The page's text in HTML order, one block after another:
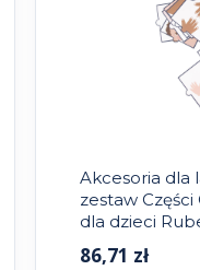
Akcesoria dla
zestaw Części
dla dzieci
86,71 zł